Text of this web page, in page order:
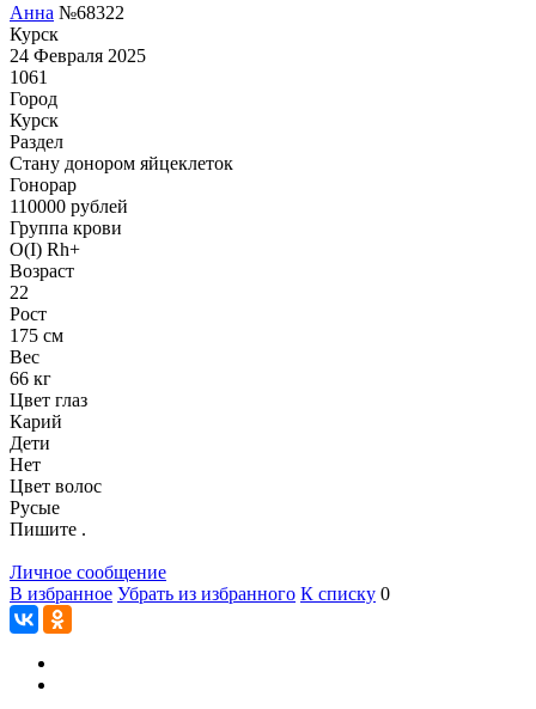
Анна №68322
Курск
24 Февраля 2025
1061
Город
Курск
Раздел
Стану донором яйцеклеток
Гонoрар
110000 рублей
Группа крови
O(I) Rh+
Возраст
22
Рост
175 см
Вес
66 кг
Цвет глаз
Карий
Дети
Нет
Цвет волос
Русые
Пишите .
Личное сообщение
В избранное Убрать из избранного К списку 0